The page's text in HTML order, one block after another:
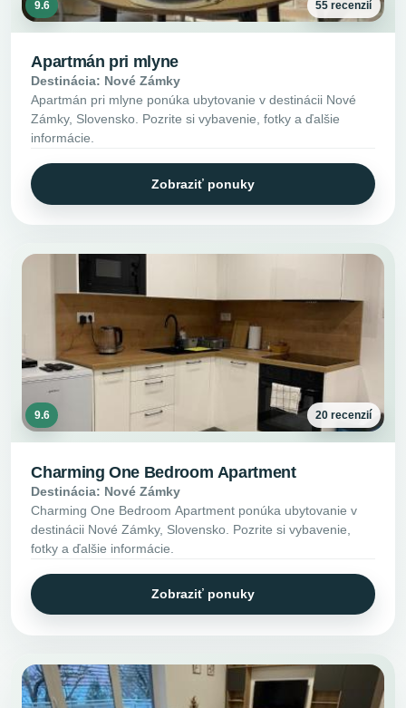
9.6 55 recenzií
Apartmán pri mlyne
Destinácia: Nové Zámky
Apartmán pri mlyne ponúka ubytovanie v destinácii Nové
Zámky, Slovensko. Pozrite si vybavenie, fotky a ďalšie
informácie.
Zobraziť ponuky
9.6 20 recenzií
Charming One Bedroom Apartment
Destinácia: Nové Zámky
Charming One Bedroom Apartment ponúka ubytovanie v
destinácii Nové Zámky, Slovensko. Pozrite si vybavenie,
fotky a ďalšie informácie.
Zobraziť ponuky